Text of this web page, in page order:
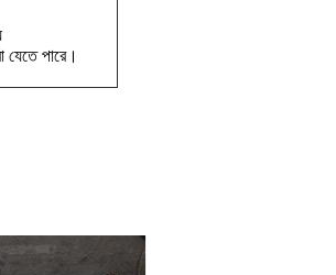
যেতে পারে।